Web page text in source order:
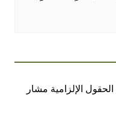
الحقول الإلزامية مشار